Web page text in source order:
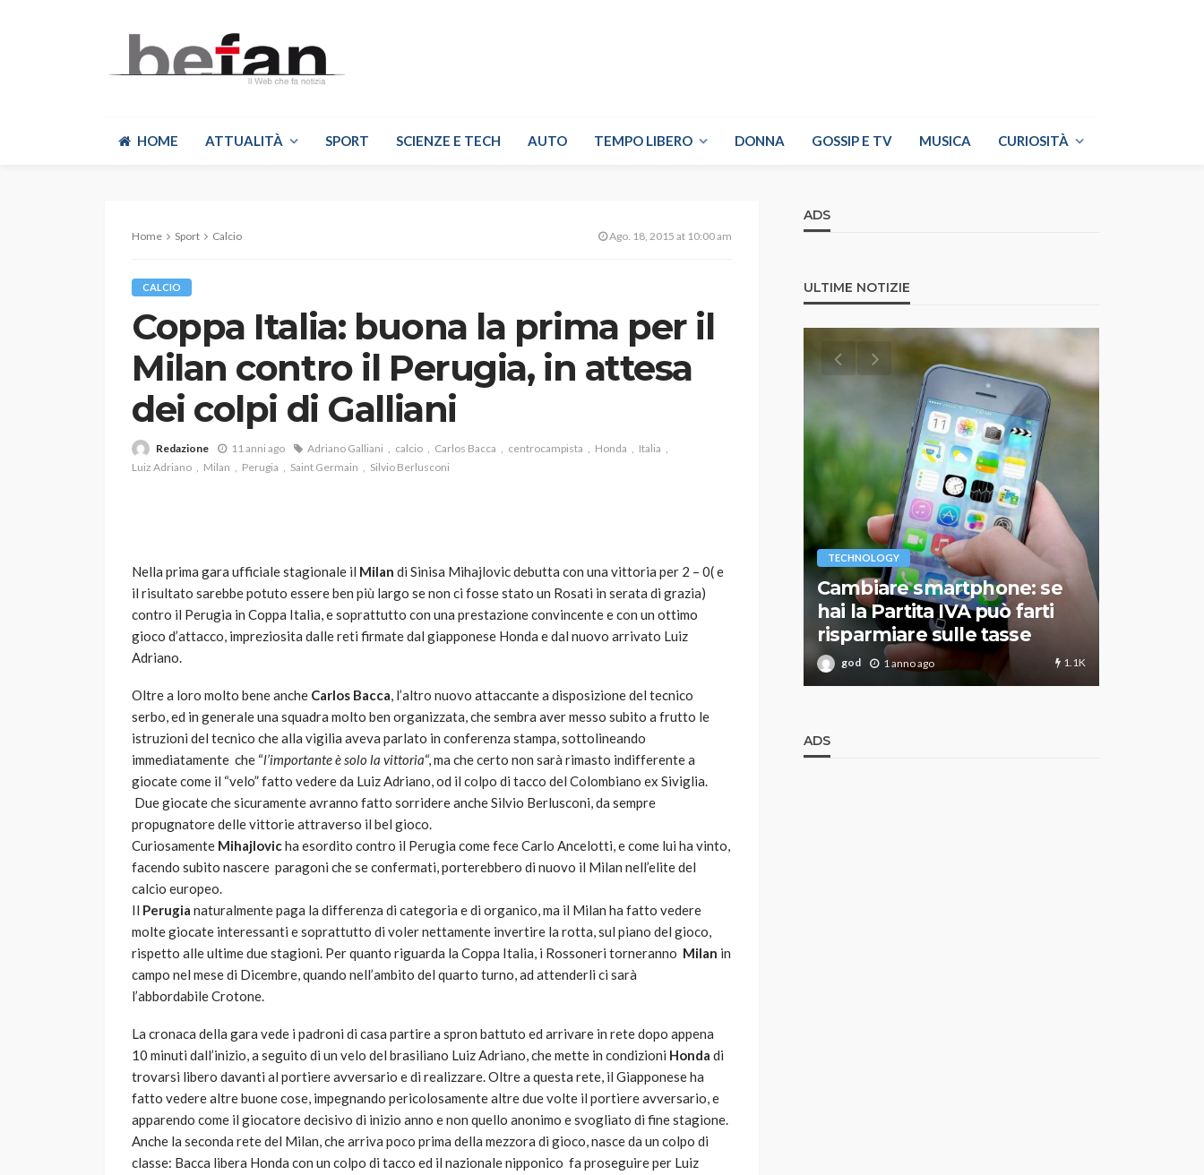
HOME ATTUALITÀ SPORT SCIENZE E TECH AUTO TEMPO LIBERO DONNA GOSSIP E TV MUSICA CURIOSITÀ
Home Sport Calcio Ago. 18, 2015 at 10:00 am
CALCIO
Coppa Italia: buona la prima per il
Milan contro il Perugia, in attesa
dei colpi di Galliani
Redazione 11 anni ago Adriano Galliani calcio Carlos Bacca centrocampista Honda
Italia
Luiz Adriano
Milan Perugia Saint Germain Silvio Berlusconi
Nella prima gara ufficiale stagionale il Milan di Sinisa Mihajlovic debutta con una vittoria per 2 – 0( e
il risultato sarebbe potuto essere ben più largo se non ci fosse stato un Rosati in serata di grazia)
contro il Perugia in Coppa Italia, e soprattutto con una prestazione convincente e con un ottimo
gioco d’attacco, impreziosita dalle reti firmate dal giapponese Honda e dal nuovo arrivato Luiz
Adriano.
Oltre a loro molto bene anche Carlos Bacca, l’altro nuovo attaccante a disposizione del tecnico
serbo, ed in generale una squadra molto ben organizzata, che sembra aver messo subito a frutto le
istruzioni del tecnico che alla vigilia aveva parlato in conferenza stampa, sottolineando
immediatamente che “l’importante è solo la vittoria“, ma che certo non sarà rimasto indifferente a
giocate come il “velo” fatto vedere da Luiz Adriano, od il colpo di tacco del Colombiano ex Siviglia.
Due giocate che sicuramente avranno fatto sorridere anche Silvio Berlusconi, da sempre
propugnatore delle vittorie attraverso il bel gioco.
Curiosamente Mihajlovicha esordito contro il Perugia come fece Carlo Ancelotti, e come lui ha vinto,
facendo subito nascere paragoni che se confermati, porterebbero di nuovo il Milan nell’elite del
calcio europeo.
Il Perugia naturalmente paga la differenza di categoria e di organico, ma il Milan ha fatto vedere
molte giocate interessanti e soprattutto di voler nettamente invertire la rotta, sul piano del gioco,
rispetto alle ultime due stagioni. Per quanto riguarda la Coppa Italia, i Rossoneri torneranno Milan in
campo nel mese di Dicembre, quando nell’ambito del quarto turno, ad attenderli ci sarà
l’abbordabile Crotone.
La cronaca della gara vede i padroni di casa partire a spron battuto ed arrivare in rete dopo appena
10 minuti dall’inizio, a seguito di un velo del brasiliano Luiz Adriano, che mette in condizioni Honda di
trovarsi libero davanti al portiere avversario e di realizzare. Oltre a questa rete, il Giapponese ha
fatto vedere altre buone cose, impegnando pericolosamente altre due volte il portiere avversario, e
apparendo come il giocatore decisivo di inizio anno e non quello anonimo e svogliato di fine stagione.
Anche la seconda rete del Milan, che arriva poco prima della mezzora di gioco, nasce da un colpo di
classe: Bacca libera Honda con un colpo di tacco ed il nazionale nipponico fa proseguire per Luiz
ADS
ULTIME NOTIZIE
VARIE
Robot tagliaerba: quale
scegliere per il tuo prato
Davis: tennis mondiale e
passione per
l’automobilismo
abbracciano la stessa causa
TECHNOLOGY
Cambiare smartphone: se
hai la Partita IVA può farti
risparmiare sulle tasse
god 1 anno ago 1.1K
ADS